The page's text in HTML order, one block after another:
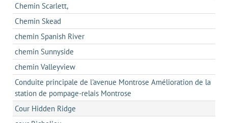
Chemin Scarlett,
Chemin Skead
chemin Spanish River
chemin Sunnyside
chemin Valleyview
Conduite principale de l'avenue Montrose Amélioration de la
station de pompage-relais Montrose
Cour Hidden Ridge